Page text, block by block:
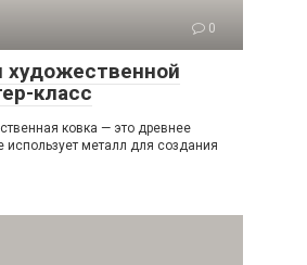
0
художественной
класс
ковка — это древнее
использует металл для создания